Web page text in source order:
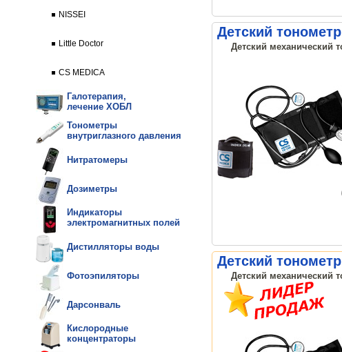
NISSEI
Little Doctor
CS MEDICA
Галотерапия,
лечение ХОБЛ
Тонометры
внутриглазного давления
Нитратомеры
Дозиметры
Индикаторы
электромагнитных полей
Дистилляторы воды
Фотоэпиляторы
Дарсонваль
Кислородные
концентраторы
Детский
Детский механический
Детский
Детский механический